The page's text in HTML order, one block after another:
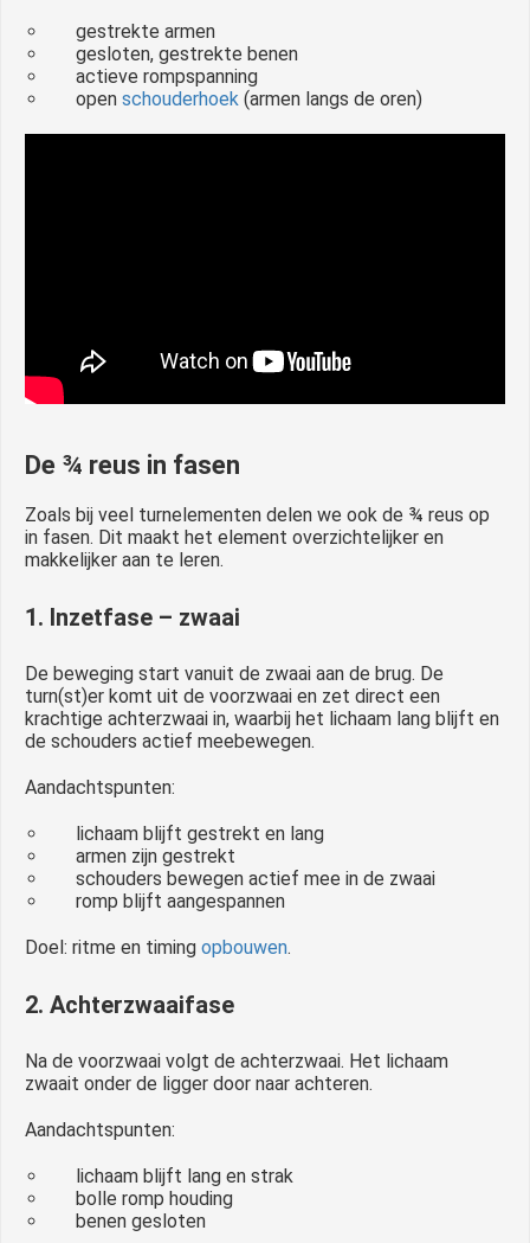
gestrekte armen
gesloten, gestrekte benen
actieve rompspanning
openschouderhoek (armen langs de oren)
De ¾ reus in fasen
Zoals bij veel turnelementen delen we ook de ¾ reus op
in fasen. Dit maakt het element overzichtelijker en
makkelijker aan te leren.
1. Inzetfase – zwaai
De beweging start vanuit de zwaai aan de brug. De
turn(st)er komt uit de voorzwaai en zet direct een
krachtige achterzwaai in, waarbij het lichaam lang blijft en
de schouders actief meebewegen.
Aandachtspunten:
lichaam blijft gestrekt en lang
armen zijn gestrekt
schouders bewegen actief mee in de zwaai
romp blijft aangespannen
Doel: ritme en timing opbouwen.
2. Achterzwaaifase
Na de voorzwaai volgt de achterzwaai. Het lichaam
zwaait onder de ligger door naar achteren.
Aandachtspunten:
lichaam blijft lang en strak
bolle romp houding
benen gesloten